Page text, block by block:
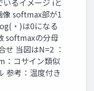
るイメージ iと
softmax部が1
・)は0になる
softmaxの分母
せ 当図はN=2 ：
：コサイン類似
参考：温度付き